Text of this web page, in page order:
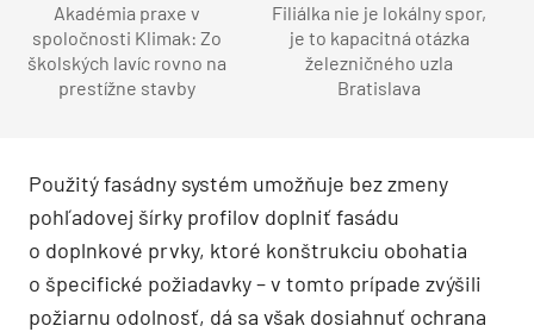
Akadémia praxe v
spoločnosti Klimak: Zo
školských lavíc rovno na
prestížne stavby
Filiálka nie je lokálny spor,
je to kapacitná otázka
železničného uzla
Bratislava
Použitý fasádny systém umožňuje bez zmeny
pohľadovej šírky profilov doplniť fasádu
o doplnkové prvky, ktoré konštrukciu obohatia
o špecifické požiadavky – v tomto prípade zvýšili
požiarnu odolnosť, dá sa však dosiahnuť ochrana